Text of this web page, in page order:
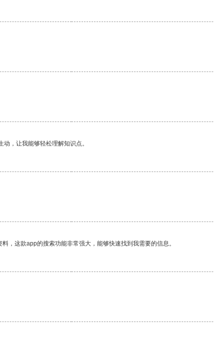
，让我能够轻松理解知识点。
，这款app的搜索功能非常强大，能够快速找到我需要的信息。